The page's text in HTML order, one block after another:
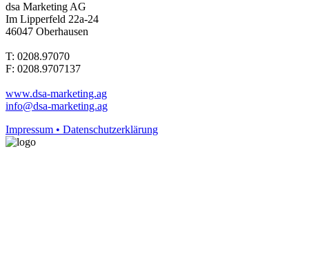
dsa Marketing AG
Im Lipperfeld 22a-24
46047 Oberhausen
T: 0208.97070
F: 0208.9707137
www.dsa-marketing.ag
info@dsa-marketing.ag
Impressum • Datenschutzerklärung